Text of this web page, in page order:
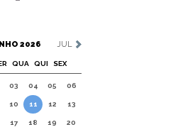
2026 JUL
QUA QUI
SEX
03 04 05 06
10 11 12 13
17 18 19 20